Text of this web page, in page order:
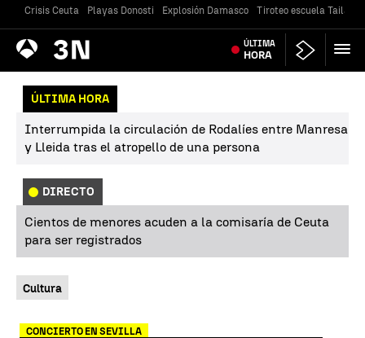
Crisis Ceuta Playas Donosti Explosión Damasco Tiroteo escuela
Antena
3 Noticias ÚLTIMA
HORA
ÚLTIMA HORA
Interrumpida la circulación de Rodalíes entre Manresa
y Lleida tras el atropello de una persona
DIRECTO
Cientos de menores acuden a la comisaría de Ceuta
para ser registrados
Cultura
CONCIERTO EN SEVILLA